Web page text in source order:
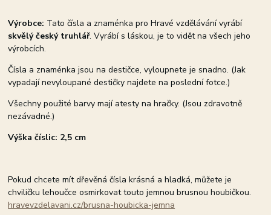
Výrobce: Tato čísla a znaménka pro Hravé vzdělávání vyrábí
skvělý český truhlář. Vyrábí s láskou, je to vidět na všech jeho
výrobcích.
Čísla a znaménka jsou na destičce, vyloupnete je snadno. (Jak
vypadají nevyloupané destičky najdete na poslední fotce.)
Všechny použité barvy mají atesty na hračky. (Jsou zdravotně
nezávadné.)
Výška číslic: 2,5 cm
Pokud chcete mít dřevěná čísla krásná a hladká, můžete je
chviličku lehoučce osmirkovat touto jemnou brusnou houbičkou.
hravevzdelavani.cz/brusna-houbicka-jemna